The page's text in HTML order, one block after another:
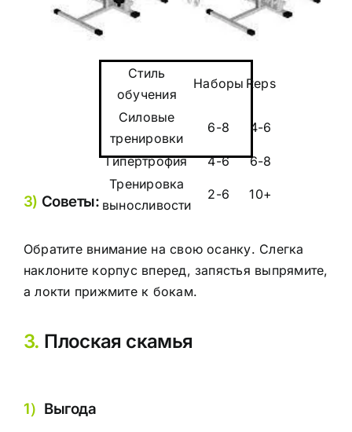
Стиль
обучения
Наборы Reps
Силовые
тренировки
6-8 4-6
Гипертрофия 4-6
6-8
Тренировка
выносливости
2-6 10+
3) Советы:
Обратите внимание на свою осанку. Слегка
наклоните корпус вперед, запястья выпрямите,
а локти прижмите к бокам.
3. Плоская скамья
1） Выгода